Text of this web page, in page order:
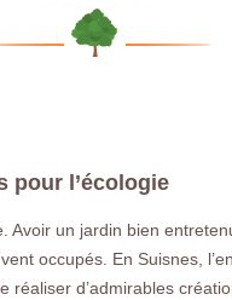
pour l’écologie
un jardin bien
occupés. En Suisnes,
d’admirables